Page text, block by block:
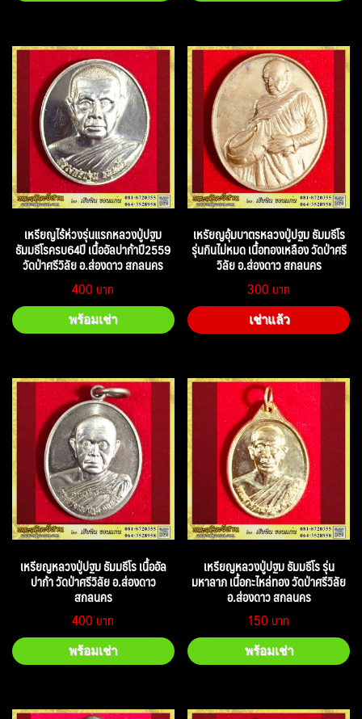
เหรียญไร้ห่วงรุ่นแรกหลวงปู่ปฐม
ธัมมธีโรครบ64ปี เนื้ออัลปาก้าปี2559
วัดป่าศรีวิลัย อ.ส่องดาว สกลนคร
400
พร้อมเช่า
เหรัยญอุ้มบาตรหลวงปู่ปฐม ธัมมธีโร
รุ่นกินไม่หมด เนื้อทองเหลือง วัดป่าศรี
วิลัย อ.ส่องดาว สกลนคร
300
เช่าแล้ว
เหรียญหลวงปู่ปฐม ธัมมธีโร เนื้ออัล
ปาก้า วัดป่าศรีวิลัย อ.ส่องดาว
สกลนคร
400
พร้อมเช่า
เหรียญหลวงปู่ปฐม ธัมมธีโร รุ่น
มหาลาภ เนื้อกะไหล่ทอง วัดป่าศรีวิลัย
อ.ส่องดาว สกลนคร
150
พร้อมเช่า